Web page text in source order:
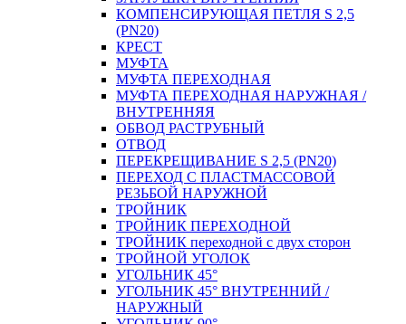
КОМПЕНСИРУЮЩАЯ ПЕТЛЯ S 2,5
(PN20)
КРЕСТ
МУФТА
МУФТА ПЕРЕХОДНАЯ
МУФТА ПЕРЕХОДНАЯ НАРУЖНАЯ /
ВНУТРЕННЯЯ
ОБВОД РАСТРУБНЫЙ
ОТВОД
ПЕРЕКРЕЩИВАНИЕ S 2,5 (PN20)
ПЕРЕХОД С ПЛАСТМАССОВОЙ
РЕЗЬБОЙ НАРУЖНОЙ
ТРОЙНИК
ТРОЙНИК ПЕРЕXОДНОЙ
ТРОЙНИК переходной с двух сторон
ТРОЙНОЙ УГОЛОК
УГОЛЬНИК 45°
УГОЛЬНИК 45° ВНУТРЕННИЙ /
НАРУЖНЫЙ